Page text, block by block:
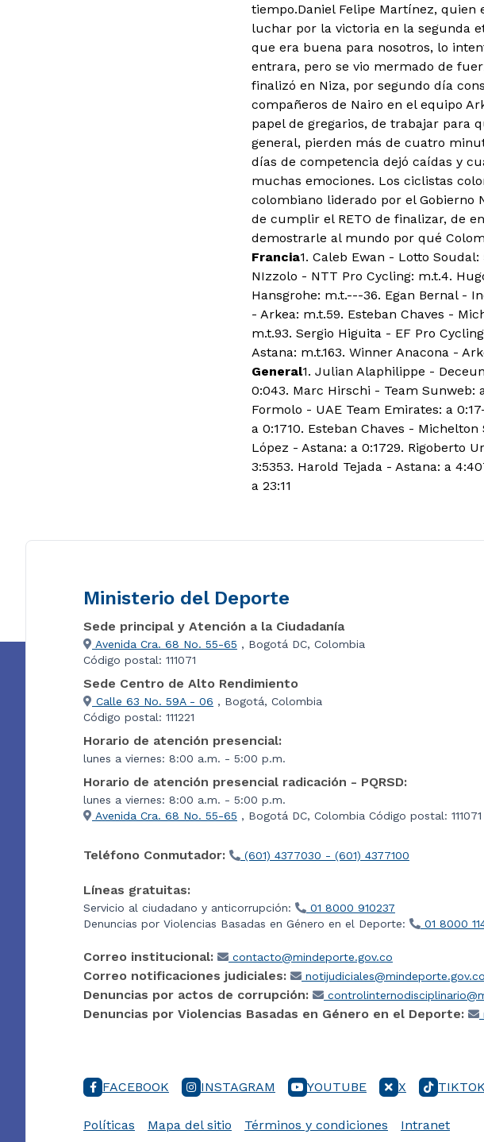
tiempo.Daniel Felipe Martínez, quien
luchar por la victoria en la segunda
que era buena para nosotros, lo
entrara, pero se vio mermado de
finalizó en Niza, por segundo día
compañeros de Nairo en el equipo
papel de gregarios, de trabajar para
general, pierden más de cuatro
días de competencia dejó caídas y
muchas emociones. Los ciclistas
colombiano liderado por el Gobierno
de cumplir el RETO de finalizar, de
demostrarle al mundo por qué
Francia1. Caleb Ewan - Lotto
NIzzolo - NTT Pro Cycling: m.t.4.
Hansgrohe: m.t.---36. Egan Bernal -
- Arkea: m.t.59. Esteban Chaves -
m.t.93. Sergio Higuita - EF Pro
Astana: m.t.163. Winner Anacona -
General1. Julian Alaphilippe -
0:043. Marc Hirschi - Team Sunweb:
Formolo - UAE Team Emirates: a
a 0:1710. Esteban Chaves -
López - Astana: a 0:1729. Rigoberto
3:5353. Harold Tejada - Astana: a
a 23:11
Ministerio del Deporte
Sede principal y Atención a la Ciudadanía
Avenida Cra. 68 No. 55-65 , Bogotá DC, Colombia
Código postal: 111071
Sede Centro de Alto Rendimiento
Calle 63 No. 59A - 06 , Bogotá, Colombia
Código postal: 111221
Horario de atención presencial:
lunes a viernes: 8:00 a.m. - 5:00 p.m.
Horario de atención presencial radicación - PQRSD:
lunes a viernes: 8:00 a.m. - 5:00 p.m.
Avenida Cra. 68 No. 55-65 , Bogotá DC, Colombia Código postal: 111071
Teléfono Conmutador: (601) 4377030 - (601) 4377100
Líneas gratuitas:
Servicio al ciudadano y anticorrupción:
01 8000 910237
Denuncias por Violencias Basadas en Género en el Deporte:
01 8000
Correo institucional: contacto@mindeporte.gov.co
Correo notificaciones judiciales: notijudiciales@mindeporte.gov.co
Denuncias por actos de corrupción:
Denuncias por Violencias Basadas en Género en el Deporte:
FACEBOOK INSTAGRAM YOUTUBE X TIKTOK
Políticas Mapa del sitio Términos y condiciones Intranet